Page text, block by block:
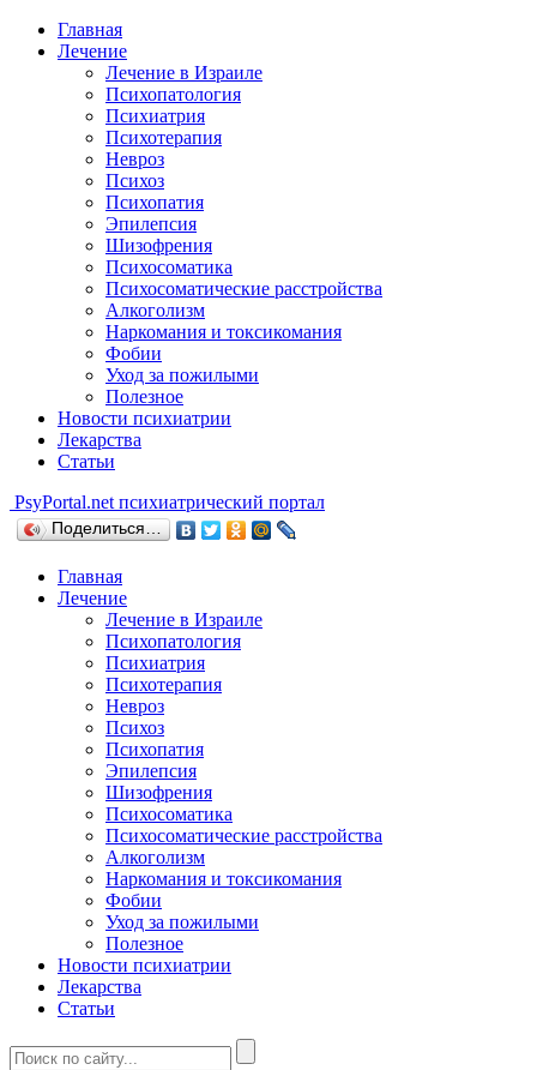
Главная
Лечение
Лечение в Израиле
Психопатология
Психиатрия
Психотерапия
Невроз
Психоз
Психопатия
Эпилепсия
Шизофрения
Психосоматика
Психосоматические расстройства
Алкоголизм
Наркомания и токсикомания
Фобии
Уход за пожилыми
Полезное
Новости психиатрии
Лекарства
Статьи
PsyPortal.net психиатрический портал
Поделиться…
Главная
Лечение
Лечение в Израиле
Психопатология
Психиатрия
Психотерапия
Невроз
Психоз
Психопатия
Эпилепсия
Шизофрения
Психосоматика
Психосоматические расстройства
Алкоголизм
Наркомания и токсикомания
Фобии
Уход за пожилыми
Полезное
Новости психиатрии
Лекарства
Статьи